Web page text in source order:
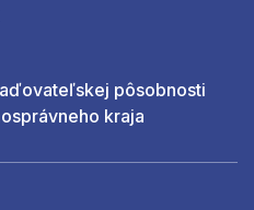
pôsobnosti
kraja